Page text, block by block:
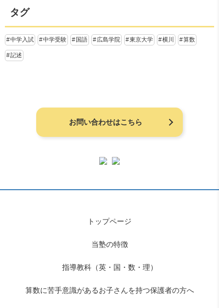
タグ
中学入試 中学受験 国語 広島学院 東京大学 横川 算数
記述
お問い合わせはこちら
トップページ
当塾の特徴
指導教科（英・国・数・理）
算数に苦手意識があるお子さんを持つ保護者の方へ